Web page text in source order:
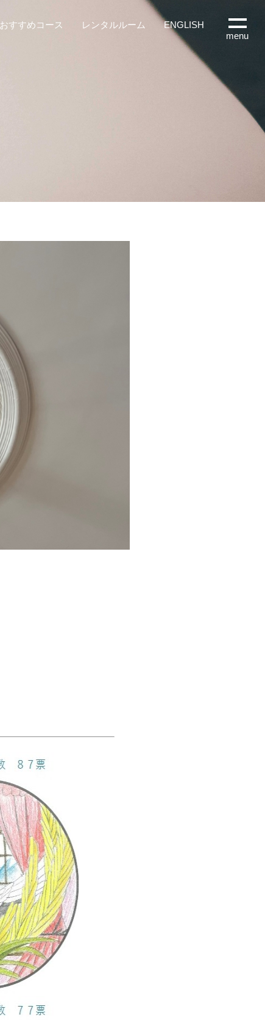
おすすめコース レンタルルーム
ENGLISH
menu